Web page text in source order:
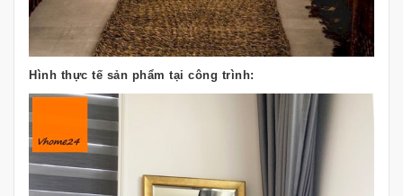
Hình thực tế sản phẩm tại công trình: